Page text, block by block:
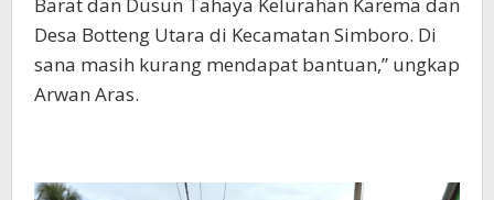
Barat dan Dusun Tahaya Kelurahan Karema dan
Desa Botteng Utara di Kecamatan Simboro. Di
sana masih kurang mendapat bantuan,” ungkap
Arwan Aras.